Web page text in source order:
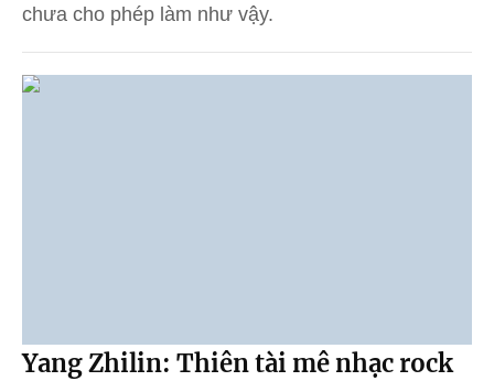
chưa cho phép làm như vậy.
Yang Zhilin: Thiên tài mê nhạc rock